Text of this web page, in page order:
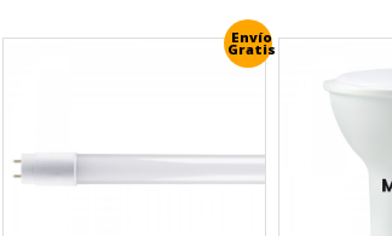
Envío
Gratis